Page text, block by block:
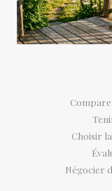
Choisir
Négocier